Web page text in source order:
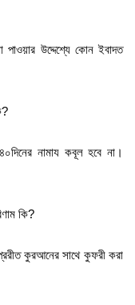
পাওয়ার উদ্দেশ্যে কোন ইবাদত
নামায কবূল হবে না।
কি?
কুরআনের সাথে কুফরী করা